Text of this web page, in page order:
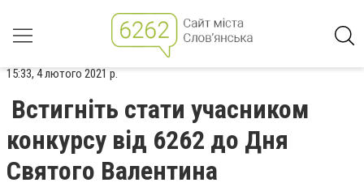
15:33, 4 лютого 2021 р.
Встигніть стати учасником
конкурсу від 6262 до Дня
Святого Валентина